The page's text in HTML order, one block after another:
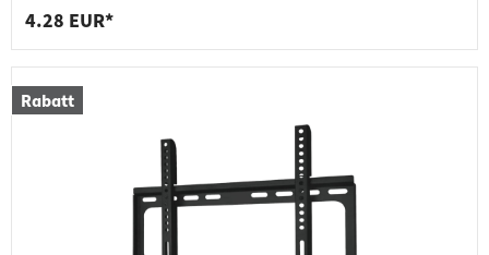
4.28 EUR*
Rabatt